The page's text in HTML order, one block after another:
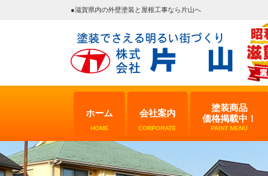
●滋賀県内の外壁塗装と屋根工事なら片山へ
ホーム
HOME
会社案内
CORPORATE
塗装商品
価格掲載中！
PAINT MENU